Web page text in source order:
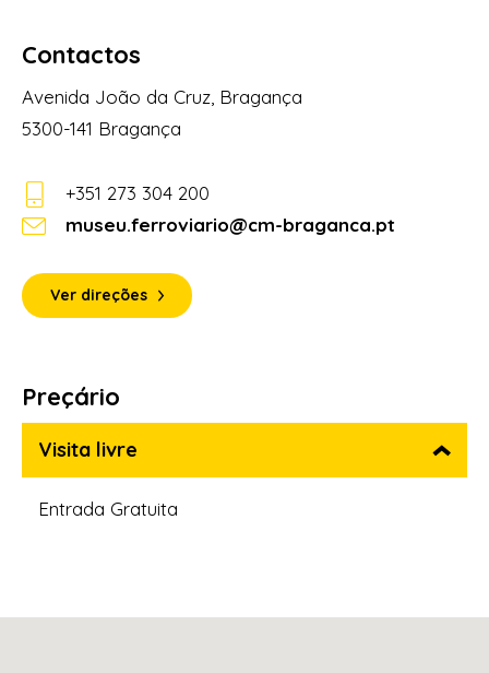
Contactos
Avenida João da Cruz, Bragança
5300-141 Bragança
+351 273 304 200
museu.ferroviario@cm-braganca.pt
Ver direções
Preçário
Visita livre
Entrada Gratuita